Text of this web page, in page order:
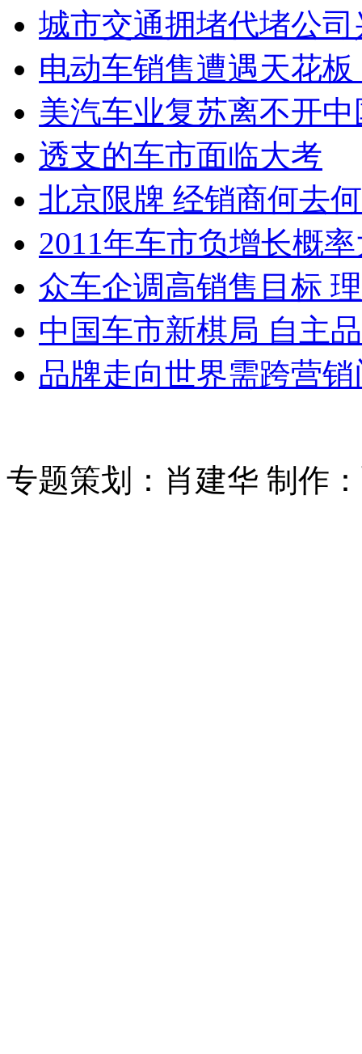
城市交通拥堵代堵公司
电动车销售遭遇天花板
美汽车业复苏离不开中
透支的车市面临大考
北京限牌 经销商何去
2011年车市负增长概
众车企调高销售目标
中国车市新棋局 自主
品牌走向世界需跨营
专题策划：肖建华 制作